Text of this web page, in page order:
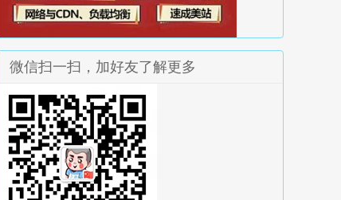
微信扫一扫，加好友了解更多